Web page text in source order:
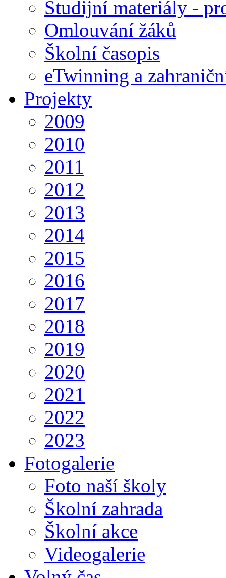
Studijní materiály -
Omlouvání žáků
Školní časopis
eTwinning a
Projekty
2009
2010
2011
2012
2013
2014
2015
2016
2017
2018
2019
2020
2021
2022
2023
Fotogalerie
Foto naší školy
Školní zahrada
Školní akce
Videogalerie